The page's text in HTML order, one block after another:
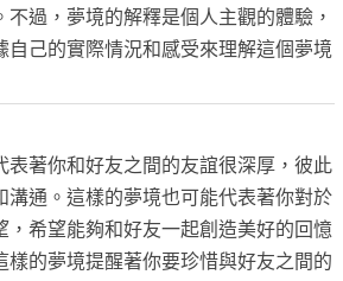
過，夢境的解釋是個人主觀的體驗，
自己的實際情況和感受來理解這個夢境
表著你和好友之間的友誼很深厚，彼此
溝通。這樣的夢境也可能代表著你對於
，希望能夠和好友一起創造美好的回憶
樣的夢境提醒著你要珍惜與好友之間的